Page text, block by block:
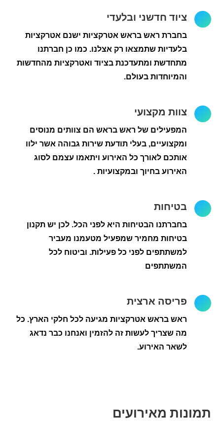
ציוד חדשני ובלעדי
בחברת ראש בראש אטרקציות ישנם אטרקציות
בלעדיות שתמצאו רק אצלנו. כמו כן חברתנו
מתחדשת ומתעדכנת בציוד ואטרקציות מהחדשות
והמיוחדות בעולם.
צוות מקצועי
המפעילים של ראש בראש הם צוותים מנוסים
ומקצועיים, בעלי תודעת שירות גבוהה אשר ילוו
אותכם לאורך כל האירוע ויתאמו עצמם לסוג
האירוע בחיוך ובמקצועיות .
בטיחות
בחברתנו הבטיחות היא לפני הכל. לכן יש תקנון
בטיחות מחמיר שמפעיל מטעמנו מעביר
למשתתפים לפני כל פעילות. וביטוח לכל
המשתתפים
פריסה ארצית
ראש בראש אטרקציות מגיעה לכל חלקי הארץ. כל
מה שצריך לעשות זה להזמין ואנחנו כבר נדאג
לשאר האירוע.
תמונות מאירועים